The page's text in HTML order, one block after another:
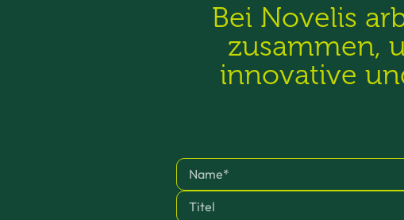
Bei Novelis
zusammen,
innovative